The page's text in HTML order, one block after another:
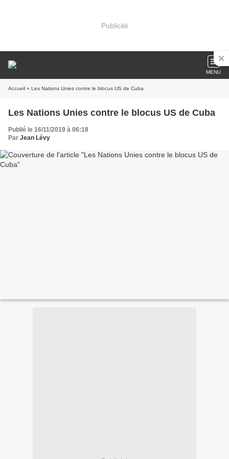
Publicité
MENU
Accueil » Les Nations Unies contre le blocus US de Cuba
Les Nations Unies contre le blocus US de Cuba
Publié le 16/11/2019 à 06:18
Par Jean Lévy